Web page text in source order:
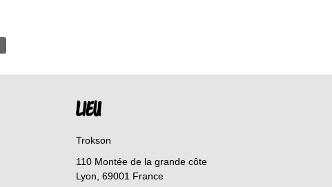
LIEU
Trokson
110 Montée de la grande côte
Lyon 69001 France